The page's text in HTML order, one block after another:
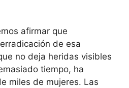
afirmar que
de esa
no deja heridas visibles
tiempo, ha
miles de mujeres. Las